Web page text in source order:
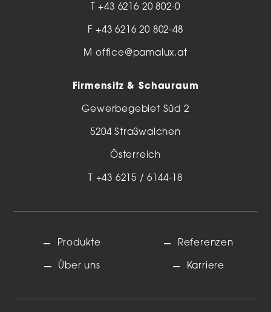
T+43 6216 20 802-0
F +43 6216 20 802-48
M office@pamalux.at
Firmensitz & Schauraum
Gewerbegebiet Süd 2
5204 Straßwalchen
Österreich
T +43 6215 / 6144-18
Produkte
Über uns
Referenzen
Karriere